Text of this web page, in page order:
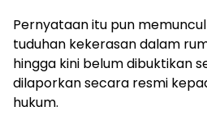
Pernyataan itu pun
tuduhan kekerasan dalam
hingga kini belum dibuktikan
dilaporkan secara resmi
hukum.